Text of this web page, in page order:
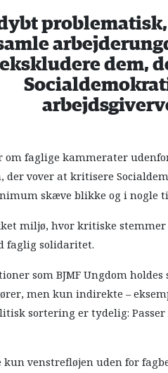
ekskludere dem,
faglige kammerater
der vover at kritisere
skæve blikke og i nogle
miljø, hvor kritiske
faglig solidaritet.
som BJMF Ungdom
men kun indirekte –
sortering er tydelig:
venstrefløjen uden for